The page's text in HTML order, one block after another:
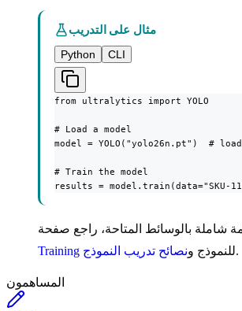
مثال على التدريب
Python
CLI
from ultralytics import YOLO
# Load a model
model = YOLO("yolo26n.pt")  #
# Train the model
results = model.train(data="SKU-
شاملة بالوسائط المتاحة، راجع صفحة
Training
للنموذج ونصائح تدريب النموذج .
المساهمون